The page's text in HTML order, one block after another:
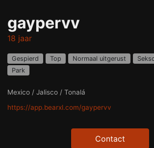
gaypervv
18 jaar
Gespierd Top Normaal uitgerust
Park
Mexico / Jalisco / Tonalá
https://app.bearxl.com/gaypervv
Contact